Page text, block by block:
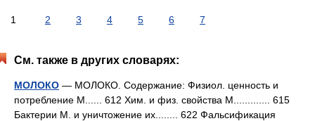
1 2 3 4 5 6 7
См. также в других словарях:
МОЛОКО — МОЛОКО. Содержание: Физиол. ценность и
потребление М...... 612 Хим. и физ. свойства М............. 615
Бактерии М. и уничтожение их........ 622 Фальсификация